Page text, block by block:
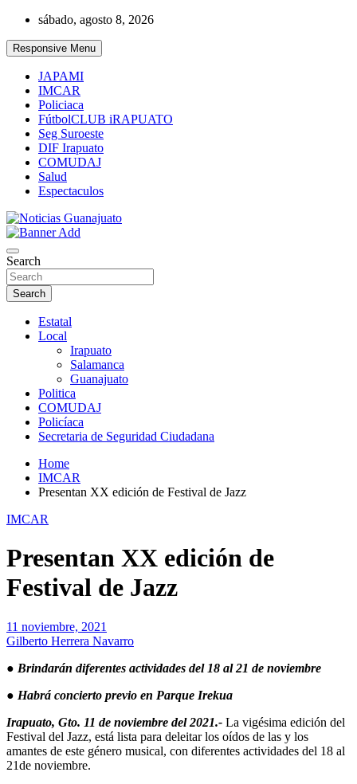
Skip
content
sábado, agosto 8, 2026
Responsive Menu
JAPAMI
IMCAR
Policiaca
FútbolCLUB iRAPUATO
Seg Suroeste
DIF Irapuato
COMUDAJ
Salud
Espectaculos
Noticias Guanajuato
Search
Search
Estatal
Local
Irapuato
Salamanca
Guanajuato
Politica
COMUDAJ
Policíaca
Secretaria de Seguridad Ciudadana
Home
IMCAR
Presentan XX edición de Festival de Jazz
IMCAR
Presentan XX edición de
Festival de Jazz
11 noviembre, 2021
Gilberto Herrera Navarro
● Brindarán diferentes actividades del 18 al 21 de noviembre
● Habrá concierto previo en Parque Irekua
Irapuato, Gto. 11 de noviembre del 2021.- La vigésima edición del
Festival del Jazz, está lista para deleitar los oídos de las y los
amantes de este género musical, con diferentes actividades del 18 al
21de noviembre.